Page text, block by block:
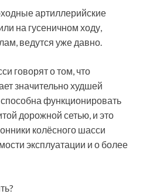
артиллерийские
на гусеничном ходу,
ведутся уже давно.
говорят о том, что
значительно худшей
функционировать
дорожной сетью, и это
колёсного шасси
эксплуатации и о более